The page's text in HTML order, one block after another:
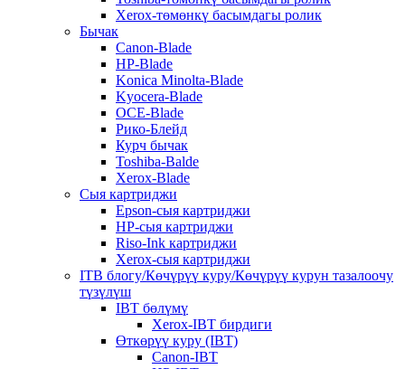
Xerox-төмөнкү басымдагы ролик
Бычак
Canon-Blade
HP-Blade
Konica Minolta-Blade
Kyocera-Blade
OCE-Blade
Рико-Блейд
Курч бычак
Toshiba-Balde
Xerox-Blade
Сыя картриджи
Epson-сыя картриджи
HP-сыя картриджи
Riso-Ink картриджи
Xerox-сыя картриджи
ITB блогу/Көчүрүү куру/Көчүрүү курун тазалоочу
түзүлүш
IBT бөлүмү
Xerox-IBT бирдиги
Өткөрүү куру (IBT)
Canon-IBT